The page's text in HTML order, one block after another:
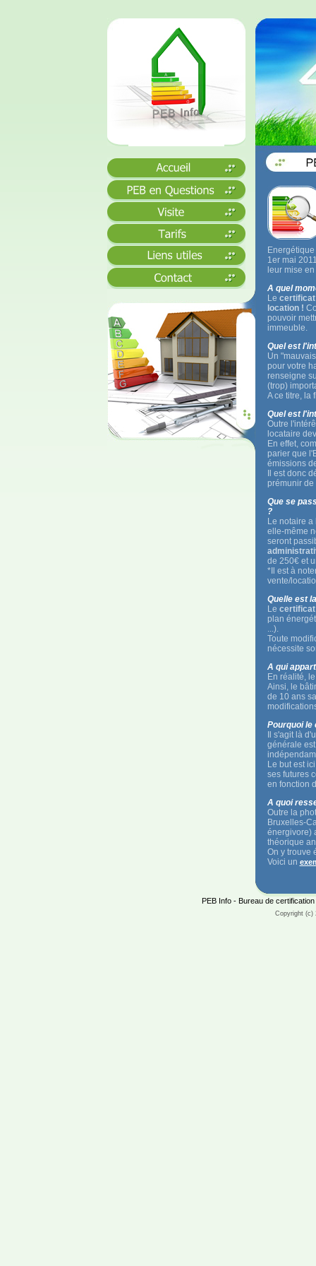
1er mai
leur mise
A quel
Le certificat
location !
pouvoir
immeuble.
Quel est
Un
pour votre
renseigne
(trop)
A ce titre, la
Quel est
Outre
locataire
En effet,
parier que
émissions
Il est donc
prémunir de
Que se
?
Le notaire
elle-même
seront
de 250€ et
*Il est à
vente/
Quelle est
Le
plan
...).
Toute
nécessite
A qui
En réalité,
Ainsi, le
de 10 ans
Pourquoi le
Il s'agit là
générale
Le but est
ses futures
en fonction
A quoi
Outre la
Bruxelles-
énergivore)
théorique
On y trouve
Voici un
PEB Info - Bureau de
Copyright (c)